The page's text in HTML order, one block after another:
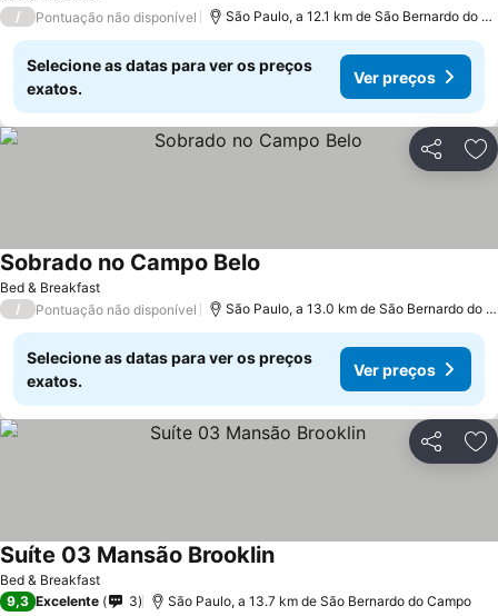
/ Pontuação não disponível São Paulo, a 12.1 km de São Bernardo do Campo
Selecione as datas para ver os preços
exatos.
Ver preços
Partilhar
Bed & Breakfast
Sobrado no Campo Belo
/ Pontuação não disponível São Paulo, a 13.0 km de São Bernardo do Campo
Selecione as datas para ver os preços
exatos.
Ver preços
Partilhar
Bed & Breakfast
Suíte 03 Mansão Brooklin
9,3 Excelente 3 São Paulo, a 13.7 km de São Bernardo do Campo